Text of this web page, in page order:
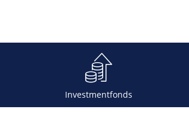
Investmentfonds